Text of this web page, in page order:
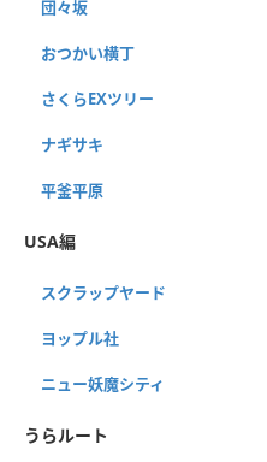
団々坂
おつかい横丁
さくらEXツリー
ナギサキ
平釜平原
USA編
スクラップヤード
ヨップル社
ニュー妖魔シティ
うらルート